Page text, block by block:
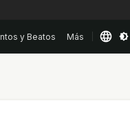
y Beatos Más